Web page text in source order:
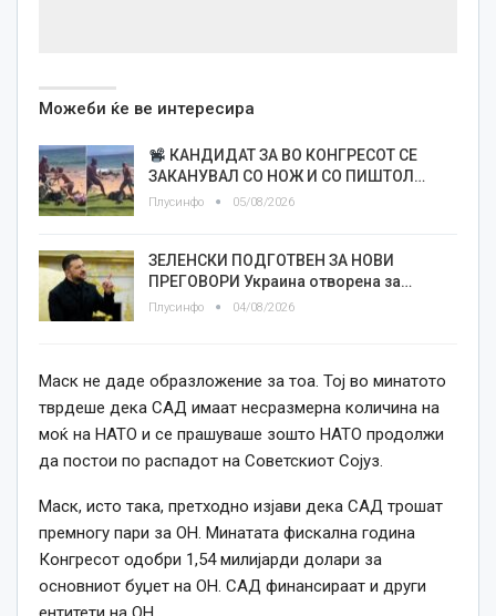
Можеби ќе ве интересира
КАНДИДАТ ЗА ВО КОНГРЕСОТ СЕ
ЗАКАНУВАЛ СО НОЖ И СО ПИШТОЛ…
Плусинфо 05/08/2026
ЗЕЛЕНСКИ ПОДГОТВЕН ЗА НОВИ
ПРЕГОВОРИ Украина отворена за…
Плусинфо 04/08/2026
Маск не даде образложение за тоа. Тој во минатото
тврдеше дека САД имаат несразмерна количина на
моќ на НАТО и се прашуваше зошто НАТО продолжи
да постои по распадот на Советскиот Сојуз.
Маск, исто така, претходно изјави дека САД трошат
премногу пари за ОН. Минатата фискална година
Конгресот одобри 1,54 милијарди долари за
основниот буџет на ОН. САД финансираат и други